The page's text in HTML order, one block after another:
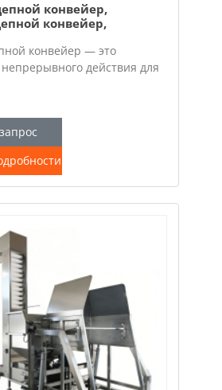
конвейер,
конвейер,
конвейер — это
действия для